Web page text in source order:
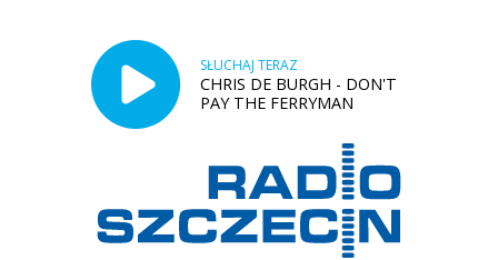
SŁUCHAJ TERAZ
CHRIS DE BURGH - DON'T
PAY THE FERRYMAN